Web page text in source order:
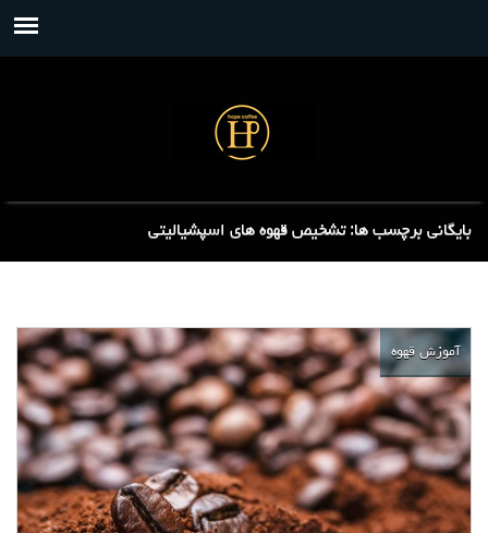
بایگانی برچسب ها: تشخیص قهوه های اسپشیالیتی
آموزش قهوه